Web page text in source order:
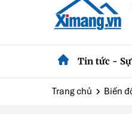
Tin tức -
Trang chủ Biến